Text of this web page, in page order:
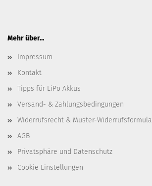
Mehr über...
Impressum
Kontakt
Tipps für LiPo Akkus
Versand- & Zahlungsbedingungen
Widerrufsrecht & Muster-
AGB
Privatsphäre und Datenschutz
Cookie Einstellungen